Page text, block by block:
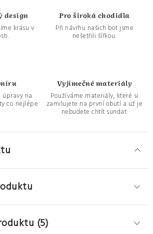
design
krásu v
Pro široká chodidla
Při návrhu našich bot jsme
nešetřili šířkou.
úpravy na
co nejlépe
Vyjímečné materiály
Používáme materiály, které si
zamilujete na první obutí a už je
nebudete chtít sundat.
(5)